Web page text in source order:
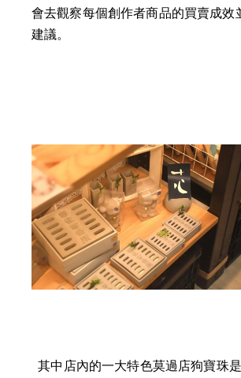
會去觀察每個創作者商品的買賣成效
建議。
  其中店內的一大特色莫過店狗寶珠是，他是十ㄦˋ